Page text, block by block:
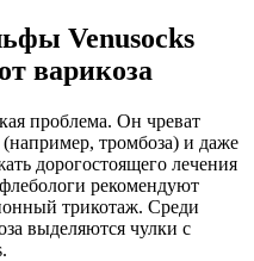
Venusocks
варикоза
проблема. Он чреват
тромбоза) и даже
дорогостоящего лечения
рекомендуют
трикотаж. Среди
выделяются чулки с